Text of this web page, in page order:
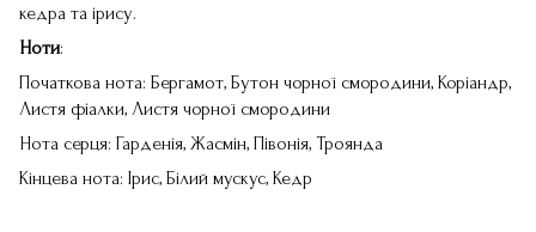
кедра та ірису.
Ноти:
Початкова нота: Бергамот, Бутон чорної смородини, Коріандр,
Листя фіалки, Листя чорної смородини
Нота серця: Гарденія, Жасмін, Півонія, Троянда
Кінцева нота: Ірис, Білий мускус, Кедр